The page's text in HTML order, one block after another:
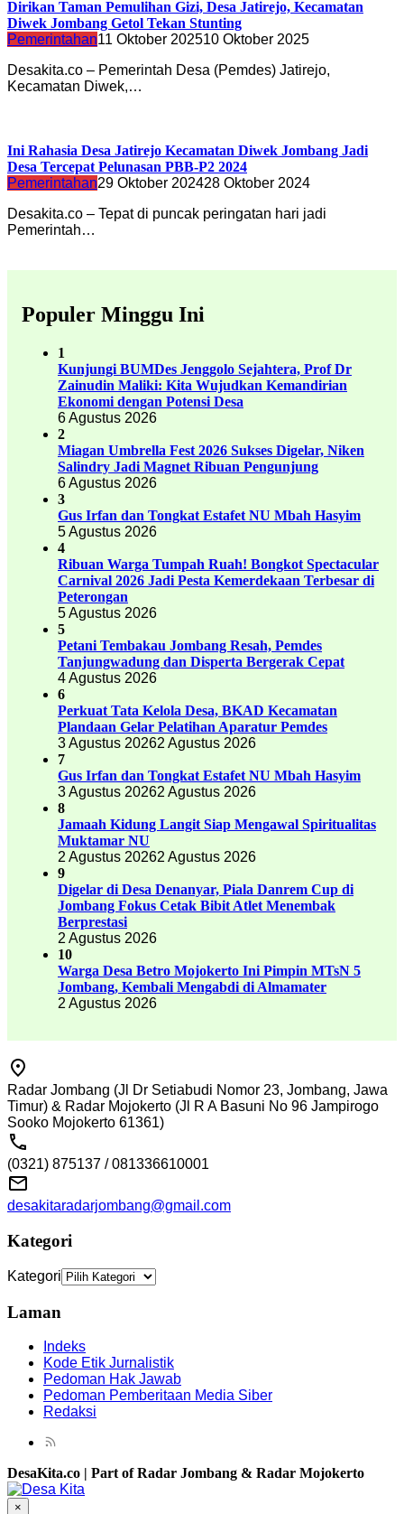
Dirikan Taman Pemulihan Gizi, Desa Jatirejo, Kecamatan
Diwek Jombang Getol Tekan Stunting
Pemerintahan11 Oktober 202510 Oktober 2025
Desakita.co – Pemerintah Desa (Pemdes) Jatirejo,
Kecamatan Diwek,…
Ini Rahasia Desa Jatirejo Kecamatan Diwek Jombang Jadi
Desa Tercepat Pelunasan PBB-P2 2024
Pemerintahan29 Oktober 202428 Oktober 2024
Desakita.co – Tepat di puncak peringatan hari jadi
Pemerintah…
Populer Minggu Ini
1
Kunjungi BUMDes Jenggolo Sejahtera, Prof Dr
Zainudin Maliki: Kita Wujudkan Kemandirian
Ekonomi dengan Potensi Desa
6 Agustus 2026
2
Miagan Umbrella Fest 2026 Sukses Digelar, Niken
Salindry Jadi Magnet Ribuan Pengunjung
6 Agustus 2026
3
Gus Irfan dan Tongkat Estafet NU Mbah Hasyim
5 Agustus 2026
4
Ribuan Warga Tumpah Ruah! Bongkot Spectacular
Carnival 2026 Jadi Pesta Kemerdekaan Terbesar di
Peterongan
5 Agustus 2026
5
Petani Tembakau Jombang Resah, Pemdes
Tanjungwadung dan Disperta Bergerak Cepat
4 Agustus 2026
6
Perkuat Tata Kelola Desa, BKAD Kecamatan
Plandaan Gelar Pelatihan Aparatur Pemdes
3 Agustus 20262 Agustus 2026
7
Gus Irfan dan Tongkat Estafet NU Mbah Hasyim
3 Agustus 20262 Agustus 2026
8
Jamaah Kidung Langit Siap Mengawal Spiritualitas
Muktamar NU
2 Agustus 20262 Agustus 2026
9
Digelar di Desa Denanyar, Piala Danrem Cup di
Jombang Fokus Cetak Bibit Atlet Menembak
Berprestasi
2 Agustus 2026
10
Warga Desa Betro Mojokerto Ini Pimpin MTsN 5
Jombang, Kembali Mengabdi di Almamater
2 Agustus 2026
Radar Jombang (Jl Dr Setiabudi Nomor 23, Jombang, Jawa
Timur) & Radar Mojokerto (Jl R A Basuni No 96 Jampirogo
Sooko Mojokerto 61361)
(0321) 875137 / 081336610001
desakitaradarjombang@gmail.com
Kategori
Kategori
Laman
Indeks
Kode Etik Jurnalistik
Pedoman Hak Jawab
Pedoman Pemberitaan Media Siber
Redaksi
DesaKita.co | Part of Radar Jombang & Radar Mojokerto
×